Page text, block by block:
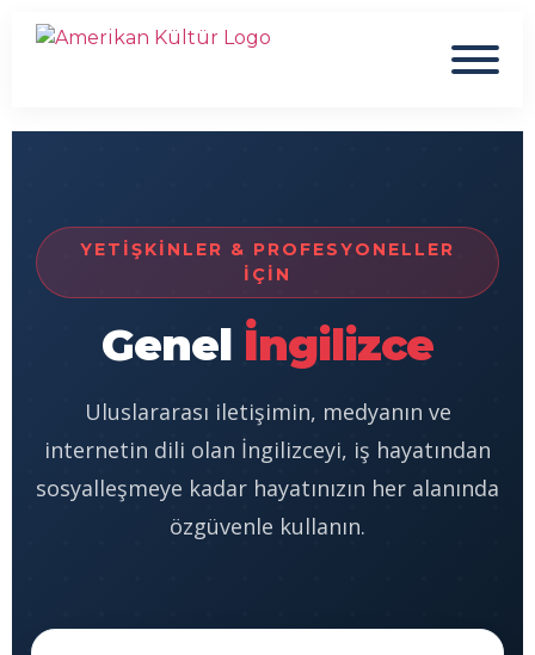
YETIŞKINLER & PROFESYONELLER
İÇIN
Genel İngilizce
Uluslararası iletişimin, medyanın ve
internetin dili olan İngilizceyi, iş hayatından
sosyalleşmeye kadar hayatınızın her alanında
özgüvenle kullanın.